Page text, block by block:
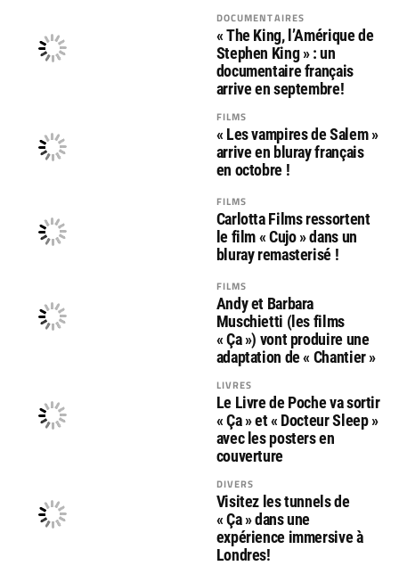
DOCUMENTAIRES
« The King, l’Amérique de
Stephen King » : un
documentaire français
arrive en septembre!
FILMS
« Les vampires de Salem »
arrive en bluray français
en octobre !
FILMS
Carlotta Films ressortent
le film « Cujo » dans un
bluray remasterisé !
FILMS
Andy et Barbara
Muschietti (les films
« Ça ») vont produire une
adaptation de « Chantier »
LIVRES
Le Livre de Poche va sortir
« Ça » et « Docteur Sleep »
avec les posters en
couverture
DIVERS
Visitez les tunnels de
« Ça » dans une
expérience immersive à
Londres!